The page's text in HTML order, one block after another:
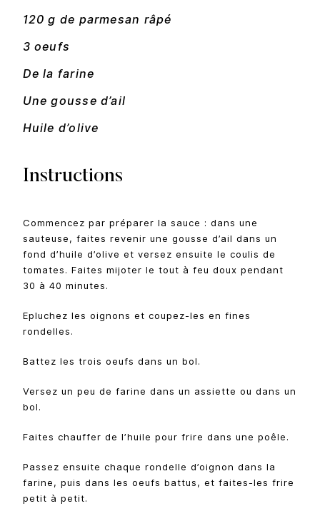
120 g de parmesan râpé
3 oeufs
De la farine
Une gousse d’ail
Huile d’olive
Instructions
Commencez par préparer la sauce : dans une
sauteuse, faites revenir une gousse d’ail dans un
fond d’huile d’olive et versez ensuite le coulis de
tomates. Faites mijoter le tout à feu doux pendant
30 à 40 minutes.
Epluchez les oignons et coupez-les en fines
rondelles.
Battez les trois oeufs dans un bol.
Versez un peu de farine dans un assiette ou dans un
bol.
Faites chauffer de l’huile pour frire dans une poêle.
Passez ensuite chaque rondelle d’oignon dans la
farine, puis dans les oeufs battus, et faites-les frire
petit à petit.